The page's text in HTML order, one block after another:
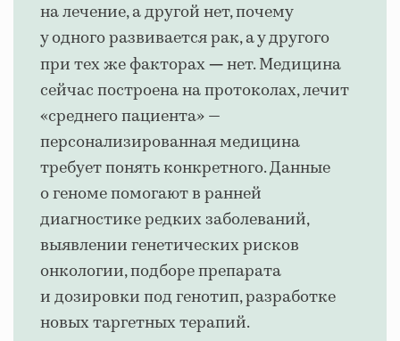
на лечение, а другой нет, почему
у одного развивается рак, а у другого
при тех же факторах — нет. Медицина
сейчас построена на протоколах, лечит
«среднего пациента» —
персонализированная медицина
требует понять конкретного. Данные
о геноме помогают в ранней
диагностике редких заболеваний,
выявлении генетических рисков
онкологии, подборе препарата
и дозировки под генотип, разработке
новых таргетных терапий.